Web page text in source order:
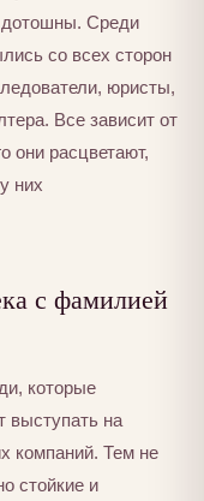
дотошны. Среди
со всех сторон
юристы,
Все зависит от
они расцветают,
них
с фамилией
которые
выступать на
компаний. Тем не
стойкие и